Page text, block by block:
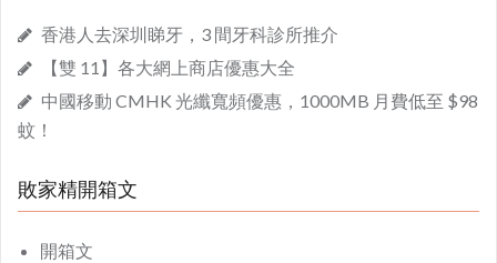
香港人去深圳睇牙，3 間牙科診所推介
【雙 11】各大網上商店優惠大全
中國移動 CMHK 光纖寬頻優惠，1000MB 月費低至 $98
蚊！
敗家精開箱文
開箱文